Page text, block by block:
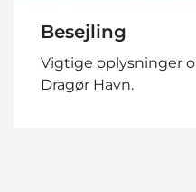
Besejling
Vigtige oplysninger
Dragør Havn.